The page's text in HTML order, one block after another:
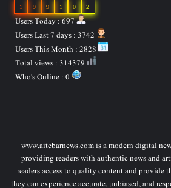
2
0
1
9
9
1
Users Today : 697
www.aitebarnews.com is a modern digital
providing readers with authentic news and
readers access to quality content and provide
they can experience accurate, unbiased, and